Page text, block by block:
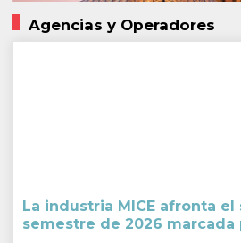
Agencias y Operadores
La industria MICE afronta
semestre de 2026 marcada